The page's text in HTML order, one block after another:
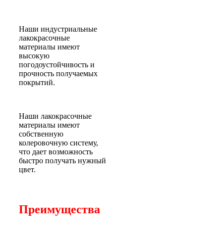
Наши индустриальные
лакокрасочные
материалы имеют
высокую
погодоустойчивость и
прочность получаемых
покрытий.
Наши лакокрасочные
материалы имеют
собственную
колеровочную систему,
что дает возможность
быстро получать нужный
цвет.
Преимущества